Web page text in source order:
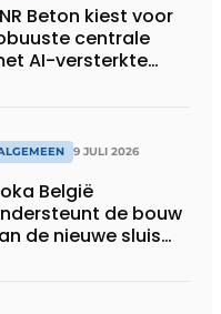
Beton kiest voor
centrale
AI-versterkte
9 JULI 2026
België
de bouw
de nieuwe sluis